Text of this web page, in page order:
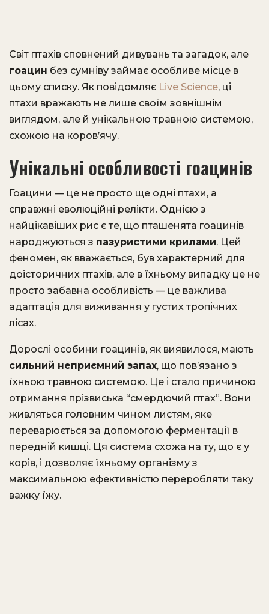
Світ птахів сповнений дивувань та загадок, але
гоацин без сумніву займає особливе місце в
цьому списку. Як повідомляє Live Science, ці
птахи вражають не лише своїм зовнішнім
виглядом, але й унікальною травною системою,
схожою на коров’ячу.
Унікальні особливості гоацинів
Гоацини — це не просто ще одні птахи, а
справжні еволюційні релікти. Однією з
найцікавіших рис є те, що пташенята гоацинів
народжуються з пазуристими крилами. Цей
феномен, як вважається, був характерний для
доісторичних птахів, але в їхньому випадку це не
просто забавна особливість — це важлива
адаптація для виживання у густих тропічних
лісах.
Дорослі особини гоацинів, як виявилося, мають
сильний неприємний запах, що пов’язано з
їхньою травною системою. Це і стало причиною
отримання прізвиська “смердючий птах”. Вони
живляться головним чином листям, яке
переварюється за допомогою ферментації в
передній кишці. Ця система схожа на ту, що є у
корів, і дозволяє їхньому організму з
максимальною ефективністю переробляти таку
важку їжу.